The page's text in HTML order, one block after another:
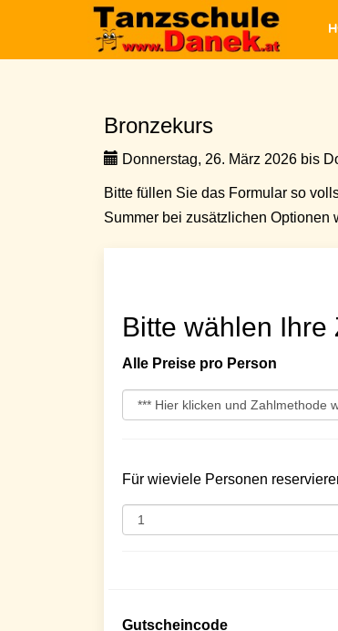
Bronzekurs
Donnerstag, 26. März 2026 bis
Bitte füllen Sie das Formular so
Summer bei zusätzlichen Optionen
Bitte wählen Ihre
Alle Preise pro Person
Für wieviele Personen
Gutscheincode